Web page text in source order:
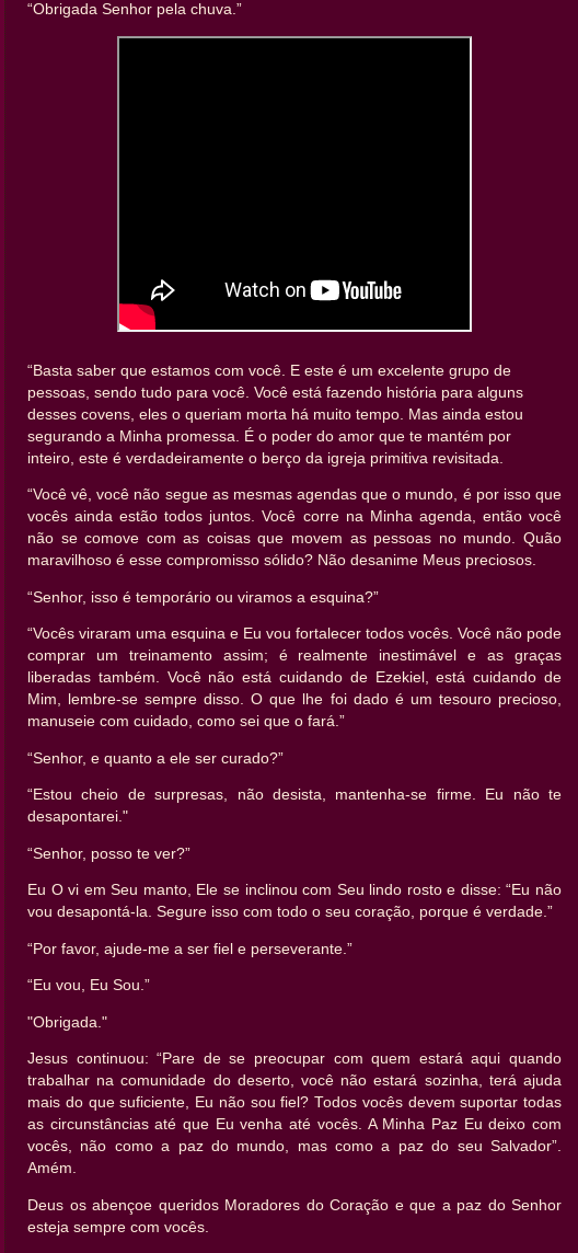
“Obrigada Senhor pela chuva.”
“Basta saber que estamos com você. E este é um excelente grupo de
pessoas, sendo tudo para você. Você está fazendo história para alguns
desses covens, eles o queriam morta há muito tempo. Mas ainda estou
segurando a Minha promessa. É o poder do amor que te mantém por
inteiro, este é verdadeiramente o berço da igreja primitiva revisitada.
“Você vê, você não segue as mesmas agendas que o mundo, é por isso que
vocês ainda estão todos juntos. Você corre na Minha agenda, então você
não se comove com as coisas que movem as pessoas no mundo. Quão
maravilhoso é esse compromisso sólido? Não desanime Meus preciosos.
“Senhor, isso é temporário ou viramos a esquina?”
“Vocês viraram uma esquina e Eu vou fortalecer todos vocês. Você não pode
comprar um treinamento assim; é realmente inestimável e as graças
liberadas também. Você não está cuidando de Ezekiel, está cuidando de
Mim, lembre-se sempre disso. O que lhe foi dado é um tesouro precioso,
manuseie com cuidado, como sei que o fará.”
“Senhor, e quanto a ele ser curado?”
“Estou cheio de surpresas, não desista, mantenha-se firme. Eu não te
desapontarei."
“Senhor, posso te ver?”
Eu O vi em Seu manto, Ele se inclinou com Seu lindo rosto e disse: “Eu não
vou desapontá-la. Segure isso com todo o seu coração, porque é verdade.”
“Por favor, ajude-me a ser fiel e perseverante.”
“Eu vou, Eu Sou.”
"Obrigada."
Jesus continuou: “Pare de se preocupar com quem estará aqui quando
trabalhar na comunidade do deserto, você não estará sozinha, terá ajuda
mais do que suficiente, Eu não sou fiel? Todos vocês devem suportar todas
as circunstâncias até que Eu venha até vocês. A Minha Paz Eu deixo com
vocês, não como a paz do mundo, mas como a paz do seu Salvador”.
Amém.
Deus os abençoe queridos Moradores do Coração e que a paz do Senhor
esteja sempre com vocês.